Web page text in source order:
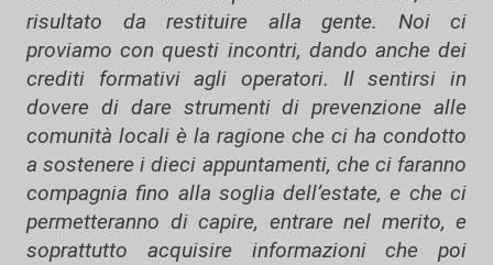
risultato da restituire alla gente. Noi ci
proviamo con questi incontri, dando anche dei
crediti formativi agli operatori. Il sentirsi in
dovere di dare strumenti di prevenzione alle
comunità locali è la ragione che ci ha condotto
a sostenere i dieci appuntamenti, che ci faranno
compagnia fino alla soglia dell’estate, e che ci
permetteranno di capire, entrare nel merito, e
soprattutto acquisire informazioni che poi